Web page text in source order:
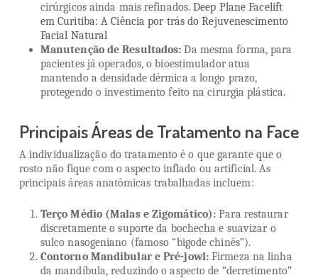
cirúrgicos ainda mais refinados.Deep Plane Facelift
em Curitiba: A Ciência por trás do Rejuvenescimento
Facial Natural
Manutenção de Resultados: Da mesma forma, para
pacientes já operados, o bioestimulador atua
mantendo a densidade dérmica a longo prazo,
protegendo o investimento feito na cirurgia plástica.
Principais Áreas de Tratamento na Face
A individualização do tratamento é o que garante que o
rosto não fique com o aspecto inflado ou artificial. As
principais áreas anatômicas trabalhadas incluem:
Terço Médio (Malas e Zigomático): Para restaurar
discretamente o suporte da bochecha e suavizar o
sulco nasogeniano (famoso “bigode chinês”).
Contorno Mandibular e Pré-jowl:Firmeza na linha
da mandíbula, reduzindo o aspecto de “derretimento”